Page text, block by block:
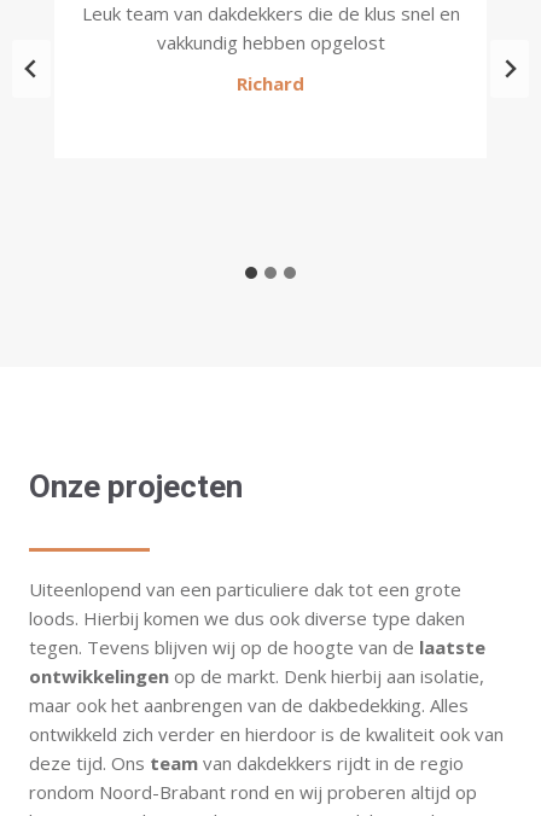
Leuk team van dakdekkers die de klus snel en
vakkundig hebben opgelost
Richard
Onze projecten
Uiteenlopend van een particuliere dak tot een grote
loods. Hierbij komen we dus ook diverse type daken
tegen. Tevens blijven wij op de hoogte van de laatste
ontwikkelingen op de markt. Denk hierbij aan isolatie,
maar ook het aanbrengen van de dakbedekking. Alles
ontwikkeld zich verder en hierdoor is de kwaliteit ook van
deze tijd. Ons team van dakdekkers rijdt in de regio
rondom Noord-Brabant rond en wij proberen altijd op